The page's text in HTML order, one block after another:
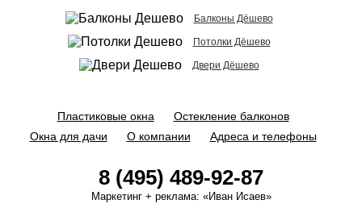
Балконы Дёшево
Потолки Дёшево
Двери Дёшево
Пластиковые окна
Остекление балконов
Окна для дачи
О компании Адреса и телефоны
8 (495) 489-92-87
Маркетинг + реклама: «Иван Исаев»